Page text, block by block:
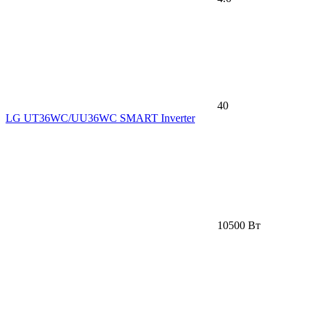
40
LG UT36WC/UU36WC SMART Inverter
10500 Вт